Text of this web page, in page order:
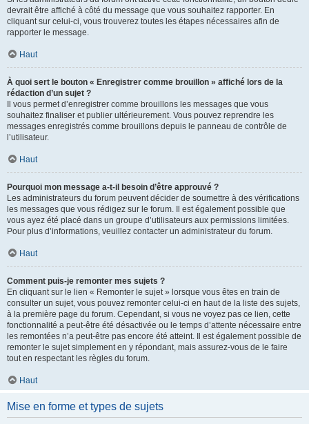
devrait être affiché à côté du message que vous souhaitez rapporter. En
cliquant sur celui-ci, vous trouverez toutes les étapes nécessaires afin de
rapporter le message.
Haut
À quoi sert le bouton « Enregistrer comme brouillon » affiché lors de la
rédaction d’un sujet ?
Il vous permet d’enregistrer comme brouillons les messages que vous
souhaitez finaliser et publier ultérieurement. Vous pouvez reprendre les
messages enregistrés comme brouillons depuis le panneau de contrôle de
l’utilisateur.
Haut
Pourquoi mon message a-t-il besoin d’être approuvé ?
Les administrateurs du forum peuvent décider de soumettre à des vérifications
les messages que vous rédigez sur le forum. Il est également possible que
vous ayez été placé dans un groupe d’utilisateurs aux permissions limitées.
Pour plus d’informations, veuillez contacter un administrateur du forum.
Haut
Comment puis-je remonter mes sujets ?
En cliquant sur le lien « Remonter le sujet » lorsque vous êtes en train de
consulter un sujet, vous pouvez remonter celui-ci en haut de la liste des sujets,
à la première page du forum. Cependant, si vous ne voyez pas ce lien, cette
fonctionnalité a peut-être été désactivée ou le temps d’attente nécessaire entre
les remontées n’a peut-être pas encore été atteint. Il est également possible de
remonter le sujet simplement en y répondant, mais assurez-vous de le faire
tout en respectant les règles du forum.
Haut
Mise en forme et types de sujets